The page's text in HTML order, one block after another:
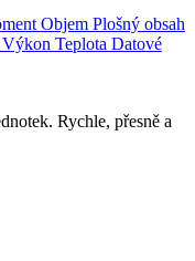
Objem Plošný obsah
Výkon Teplota Datové
Rychle, přesně a